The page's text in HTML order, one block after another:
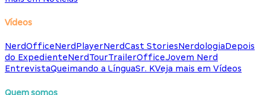
Vídeos
NerdOfficeNerdPlayerNerdCast StoriesNerdologiaDepois
do ExpedienteNerdTourTrailerOfficeJovem Nerd
EntrevistaQueimando a LínguaSr. KVeja mais em Vídeos
Quem somos